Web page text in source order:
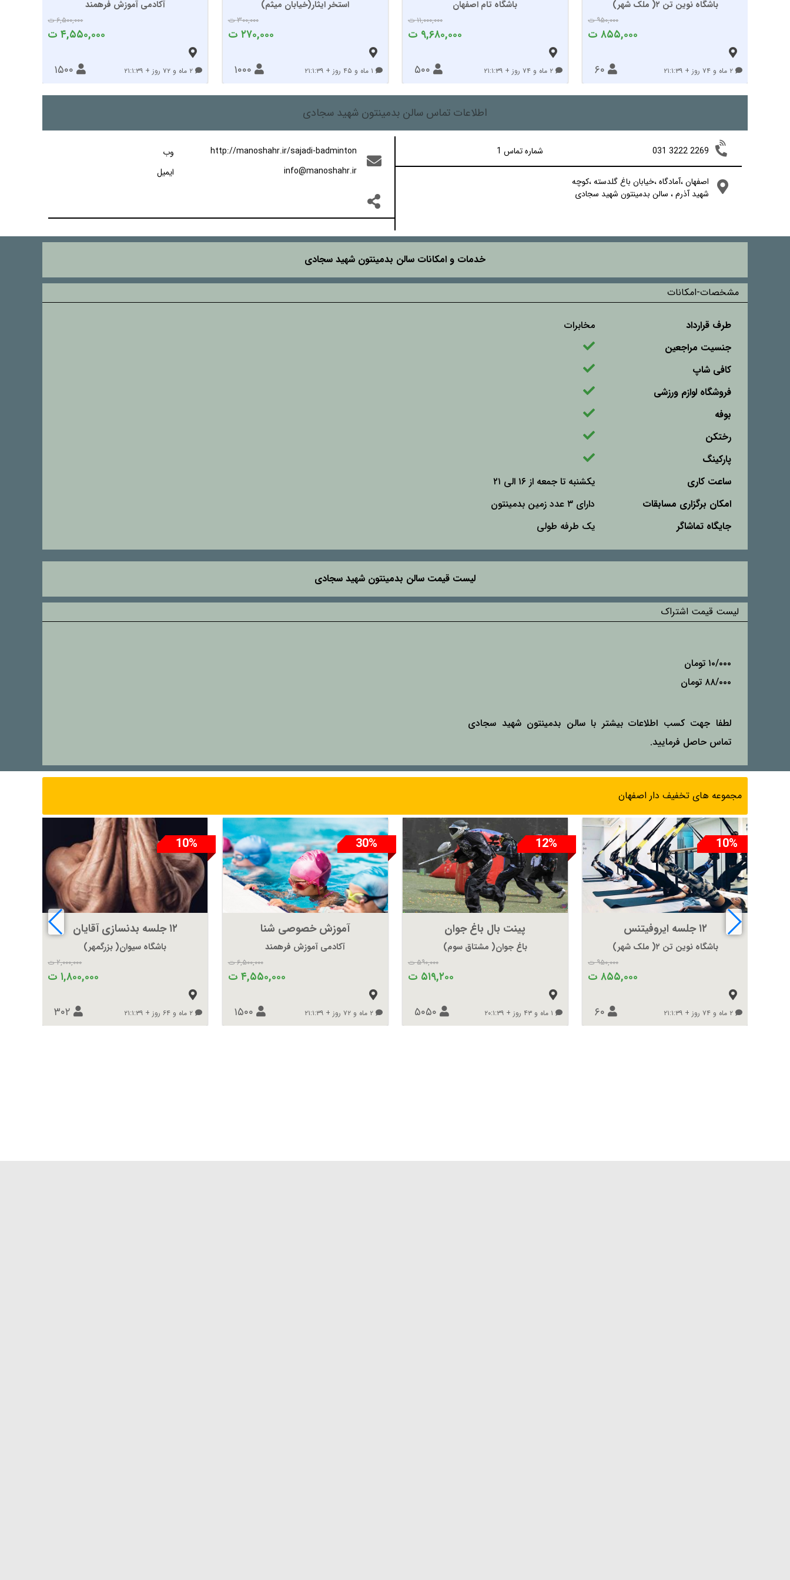
اقامتگاه گردشگری
باشگاه نوین تن ۲( ملک شهر)
۹۵۰,۰۰۰ ت
۸۵۵,۰۰۰ ت
۲ ماه و ۷۴ روز + ۲۱:۱:۳۹ ۶۰
باشگاه تام اصفهان
۱۱,۰۰۰,۰۰۰ ت
۹,۶۸۰,۰۰۰ ت
۲ ماه و ۷۴ روز + ۲۱:۱:۳۹ ۵۰۰
استخر ایثار(خیابان میثم)
۳۰۰,۰۰۰ ت
۲۷۰,۰۰۰ ت
۱ ماه و ۴۵ روز + ۲۱:۱:۳۹ ۱۰۰۰
آکادمی آموزش فرهمند
۶,۵۰۰,۰۰۰ ت
۴,۵۵۰,۰۰۰ ت
۲ ماه و ۷۲ روز + ۲۱:۱:۳۹ ۱۵۰۰
اطلاعات تماس سالن بدمینتون شهید سجادی
031 3222 2269 شماره تماس 1
اصفهان ،آمادگاه ،خیابان باغ گلدسته ،کوچه
شهید آذرم ، سالن بدمینتون شهید سجادی
http://manoshahr.ir/sajadi-badminton
وب
info@manoshahr.ir
ایمیل
خدمات و امکانات سالن بدمینتون شهید سجادی
مشخصات-امکانات
طرف قرارداد
مخابرات
جنسیت مراجعین
کافی شاپ
فروشگاه لوازم ورزشی
بوفه
رختکن
پارکینگ
ساعت کاری
یکشنبه تا جمعه از ۱۶ الی ۲۱
امکان برگزاری مسابقات
دارای ۳ عدد زمین بدمینتون
جایگاه تماشاگر
یک طرفه طولی
لیست قیمت سالن بدمینتون شهید سجادی
لیست قیمت اشتراک
۱۰/۰۰۰ تومان
۸۸/۰۰۰ تومان
لطفا جهت کسب اطلاعات بیشتر با سالن بدمینتون شهید سجادی
تماس حاصل فرمایید.
مجموعه های تخفیف دار اصفهان
۱۲ جلسه ایروفیتنس
باشگاه نوین تن ۲( ملک شهر)
10%
۹۵۰,۰۰۰ ت
۸۵۵,۰۰۰ ت
۲ ماه و ۷۴ روز + ۲۱:۱:۳۹ ۶۰
پینت بال باغ جوان
باغ جوان( مشتاق سوم)
12%
۵۹۰,۰۰۰ ت
۵۱۹,۲۰۰ ت
۱ ماه و ۴۳ روز + ۲۰:۱:۳۹ ۵۰۵۰
آموزش خصوصی شنا
آکادمی آموزش فرهمند
30%
۶,۵۰۰,۰۰۰ ت
۴,۵۵۰,۰۰۰ ت
۲ ماه و ۷۲ روز + ۲۱:۱:۳۹ ۱۵۰۰
۱۲ جلسه بدنسازی آقایان
باشگاه سیوان( بزرگمهر)
10%
۲,۰۰۰,۰۰۰ ت
۱,۸۰۰,۰۰۰ ت
۲ ماه و ۶۴ روز + ۲۱:۱:۳۹ ۳۰۲